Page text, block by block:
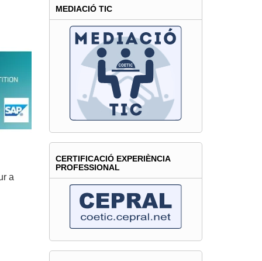
a
MEDIACIÓ TIC
CERTIFICACIÓ EXPERIÈNCIA
PROFESSIONAL